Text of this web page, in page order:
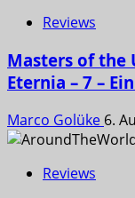
Reviews
Masters of the
Eternia – 7 –
Marco Golüke 6.
Reviews